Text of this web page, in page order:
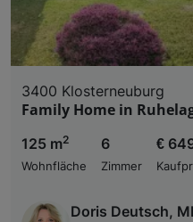
3400 Klosterneuburg
Family Home in
125 m2
Wohnfläche
6
Zimmer
€
Doris Deutsch,